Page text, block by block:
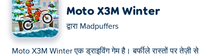
Moto X3M Winter
द्वारा Madpuffers
Moto X3M Winter एक ड्राइविंग गेम है। बर्फीले रास्तों पर तेज़ी से